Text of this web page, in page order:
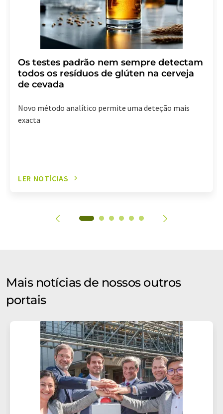
Os testes padrão nem sempre detectam
todos os resíduos de glúten na cerveja
de cevada
Novo método analítico permite uma deteção mais
exacta
LER NOTÍCIAS
Mais notícias de nossos outros
portais